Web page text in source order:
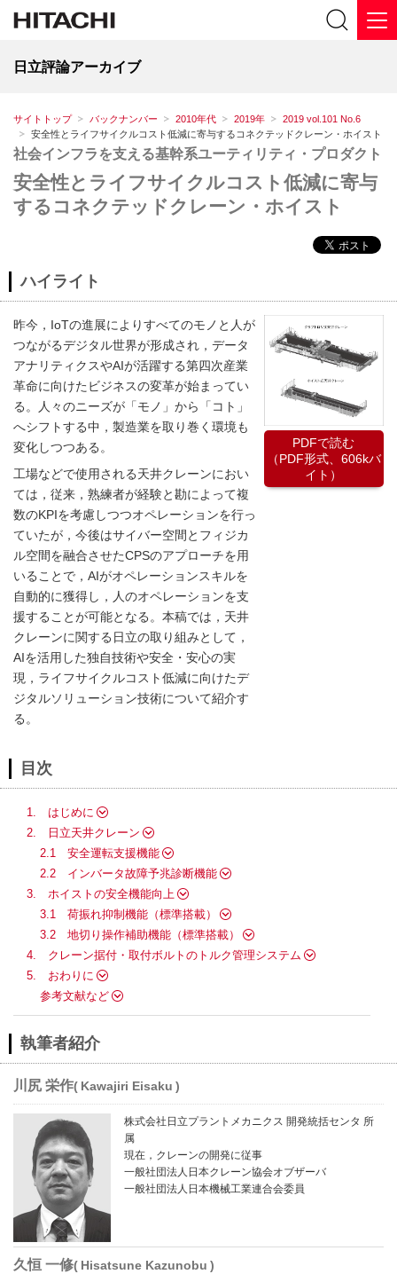
日立評論アーカイブ
サイトトップ バックナンバー 2010年代 2019年
2019 vol.101 No.6
安全性とライフサイクルコスト低減に寄与するコネクテッドクレーン・ホイスト
社会インフラを支える基幹系ユーティリティ・プロダクト
安全性とライフサイクルコスト低減に寄与
するコネクテッドクレーン・ホイスト
ハイライト
昨今，IoTの進展によりすべてのモノと人が
つながるデジタル世界が形成され，データ
アナリティクスやAIが活躍する第四次産業
革命に向けたビジネスの変革が始まってい
る。人々のニーズが「モノ」から「コト」
へシフトする中，製造業を取り巻く環境も
変化しつつある。
工場などで使用される天井クレーンにおい
ては，従来，熟練者が経験と勘によって複
数のKPIを考慮しつつオペレーションを行っ
ていたが，今後はサイバー空間とフィジカ
ル空間を融合させたCPSのアプローチを用
いることで，AIがオペレーションスキルを
自動的に獲得し，人のオペレーションを支
援することが可能となる。本稿では，天井
クレーンに関する日立の取り組みとして，
AIを活用した独自技術や安全・安心の実
現，ライフサイクルコスト低減に向けたデ
ジタルソリューション技術について紹介す
る。
PDFで読む
（PDF形式、606kバ
イト）
目次
1. はじめに
2. 日立天井クレーン
2.1 安全運転支援機能
2.2 インバータ故障予兆診断機能
3. ホイストの安全機能向上
3.1 荷振れ抑制機能（標準搭載）
3.2 地切り操作補助機能（標準搭載）
4. クレーン据付・取付ボルトのトルク管理システム
5. おわりに
参考文献など
執筆者紹介
川尻 栄作 Kawajiri Eisaku
株式会社日立プラントメカニクス 開発統括センタ 所
属
現在，クレーンの開発に従事
一般社団法人日本クレーン協会オブザーバ
一般社団法人日本機械工業連合会委員
久恒 一修 Hisatsune Kazunobu